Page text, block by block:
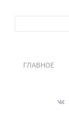
ГЛАВНОЕ